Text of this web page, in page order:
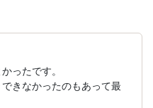
ったです。
きなかったのもあって最